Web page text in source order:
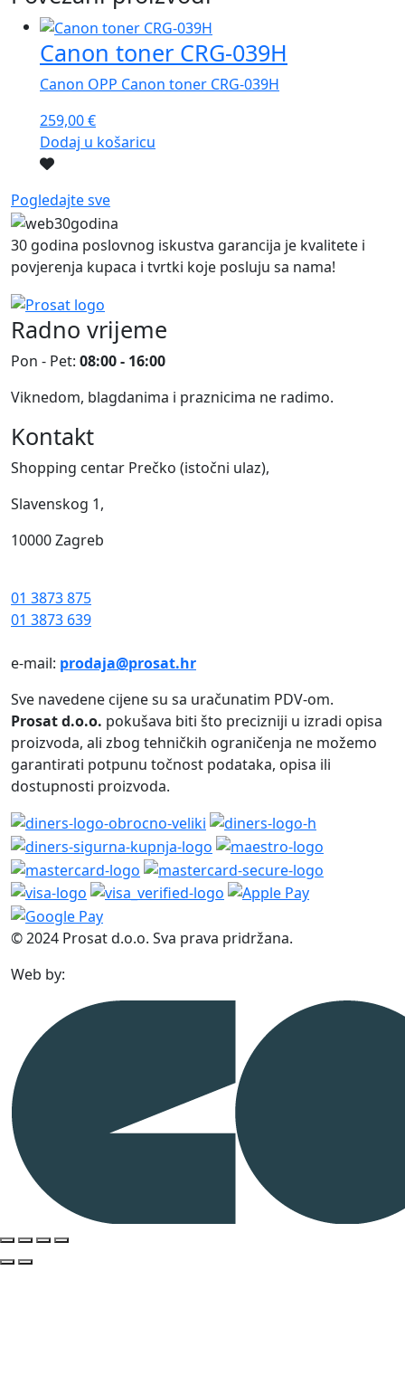
Canon toner CRG-039H
Canon OPP Canon toner CRG-039H
259,00€
Dodaj u košaricu
Pogledajte sve
30 godina poslovnog iskustva garancija je kvalitete i
povjerenja kupaca i tvrtki koje posluju sa nama!
Radno vrijeme
Pon - Pet: 08:00 - 16:00
Viknedom, blagdanima i praznicima ne radimo.
Kontakt
Shopping centar Prečko (istočni ulaz),
Slavenskog 1,
10000 Zagreb
01 3873 875
01 3873 639
e-mail: prodaja@prosat.hr
Sve navedene cijene su sa uračunatim PDV-om.
Prosat d.o.o. pokušava biti što precizniji u izradi opisa
proizvoda, ali zbog tehničkih ograničenja ne možemo
garantirati potpunu točnost podataka, opisa ili
dostupnosti proizvoda.
© 2024 Prosat d.o.o. Sva prava pridržana.
Web by: